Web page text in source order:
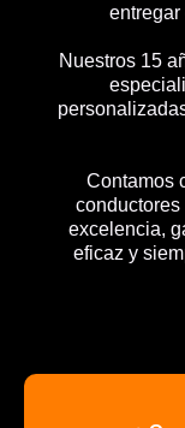
entregar
Nuestros 15
Contamos
excelencia,
eficaz y